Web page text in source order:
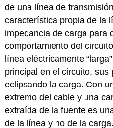
de una línea de
característica propia de la
impedancia de carga para
comportamiento del
línea eléctricamente
principal en el circuito, sus
eclipsando la carga. Con
extremo del cable y una
extraída de la fuente es
de la línea y no de la